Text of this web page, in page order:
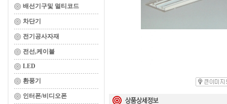
배선기구및 멀티코드
차단기
전기공사자재
전선,케이블
LED
환풍기
인터폰/비디오폰